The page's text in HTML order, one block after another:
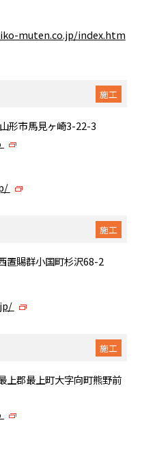
muten.co.jp/index.htm
施工
形市馬見ヶ崎3-22-3
施工
置賜群小国町杉沢68-2
施工
上郡最上町大字向町熊野前